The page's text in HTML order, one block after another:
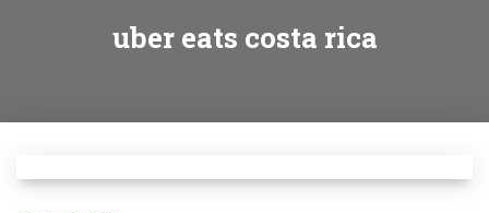
uber eats costa rica